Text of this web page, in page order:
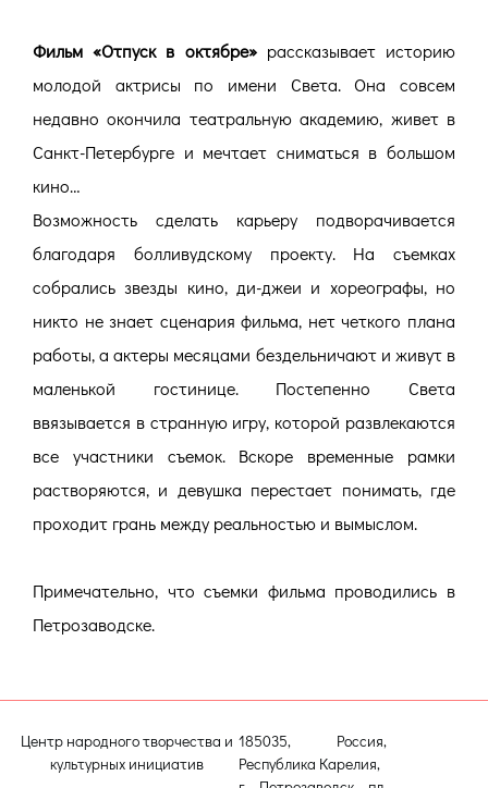
Фильм «Отпуск в октябре»рассказывает историю
молодой актрисы по имени Света. Она совсем
недавно окончила театральную академию, живет в
Санкт-Петербурге и мечтает сниматься в большом
кино…
Возможность сделать карьеру подворачивается
благодаря болливудскому проекту. На съемках
собрались звезды кино, ди-джеи и хореографы, но
никто не знает сценария фильма, нет четкого плана
работы, а актеры месяцами бездельничают и живут в
маленькой гостинице. Постепенно Света
ввязывается в странную игру, которой развлекаются
все участники съемок. Вскоре временные рамки
растворяются, и девушка перестает понимать, где
проходит грань между реальностью и вымыслом.
Примечательно, что съемки фильма проводились в
Петрозаводске.
Центр народного творчества и
культурных инициатив
185035, Россия,
Республика Карелия,